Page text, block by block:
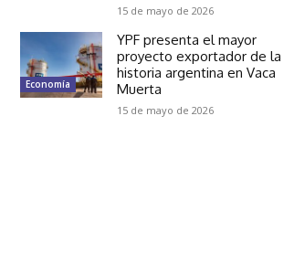
15 de mayo de 2026
Economía
YPF presenta el mayor
proyecto exportador de la
historia argentina en Vaca
Muerta
15 de mayo de 2026